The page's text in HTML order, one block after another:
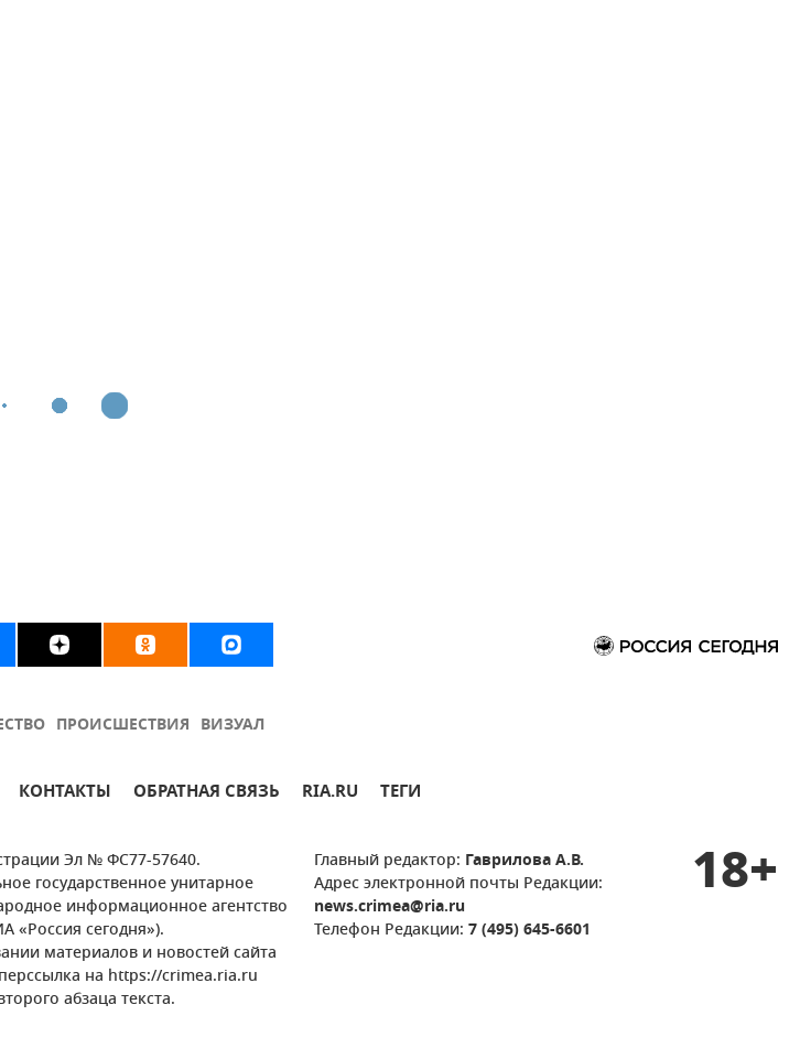
ПРОИСШЕСТВИЯ ВИЗУАЛ
КОНТАКТЫ ОБРАТНАЯ СВЯЗЬ RIA.RU ТЕГИ
Эл № ФС77-57640.
государственное унитарное
информационное агентство
«Россия сегодня»).
материалов и новостей сайта
на https://crimea.ria.ru
абзаца текста.
Главный редактор: Гаврилова А.В.
Адрес электронной почты Редакции:
news.crimea@ria.ru
Телефон Редакции: 7 (495) 645-6601
18+